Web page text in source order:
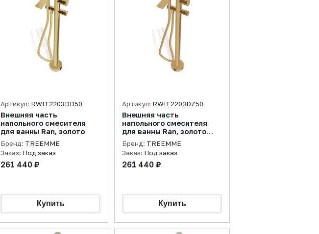
Артикул: RWIT2203DD50
Внешняя часть
напольного смесителя
для ванны Ran, золото
Бренд: TREEMME
Заказ: Под заказ
261 440 ₽
Артикул: RWIT2203DZ50
Внешняя часть
напольного смесителя
для ванны Ran, золото
брашированное
Бренд: TREEMME
Заказ: Под заказ
261 440 ₽